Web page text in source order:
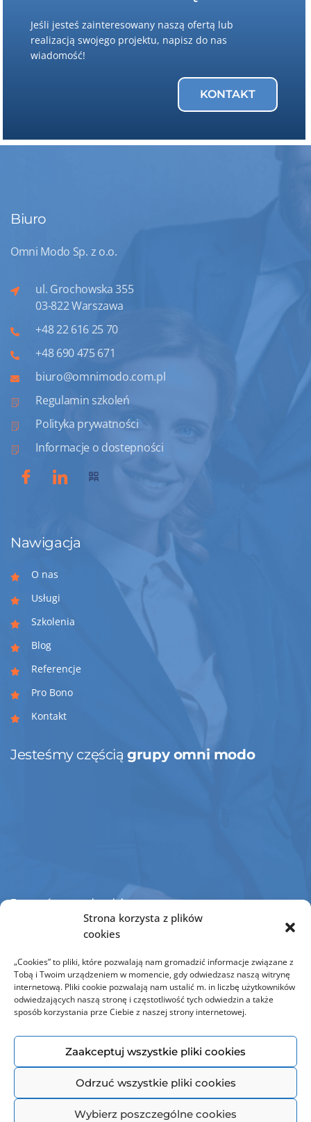
Strona korzysta z plików
cookies
„Cookies” to pliki, które pozwalają nam gromadzić informacje związane z
Tobą i Twoim urządzeniem w momencie, gdy odwiedzasz naszą witrynę
internetową. Pliki cookie pozwalają nam ustalić m. in liczbę użytkowników
odwiedzających naszą stronę i częstotliwość tych odwiedzin a także
sposób korzystania prze Ciebie z naszej strony internetowej.
Zaakceptuj wszystkie pliki cookies
Odrzuć wszystkie pliki cookies
Wybierz poszczególne cookies
Jeśli jesteś zainteresowany naszą ofertą lub
realizacją swojego projektu, napisz do nas
wiadomość!
KONTAKT
Biuro
Omni Modo Sp. z o.o.
ul. Grochowska 355
03-822 Warszawa
+48 22 616 25 70
+48 690 475 671
biuro@omnimodo.com.pl
Regulamin szkoleń
Polityka prywatności
Informacje o dostepności
Nawigacja
O nas
Usługi
Szkolenia
Blog
Referencje
Pro Bono
Kontakt
Jesteśmy częściągrupy omni modo
Jesteśmy członkiem
© Copyright 2021 Omni Modo. Wszelkie prawa zastrzeżone | Wykonanie: